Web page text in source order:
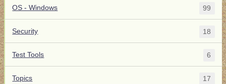
OS - Windows 99
Security 18
Test Tools 6
Topics 17